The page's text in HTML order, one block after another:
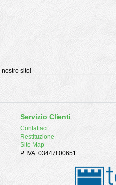
nostro sito!
Servizio Clienti
Contattaci
Restituzione
Site Map
P. IVA: 03447800651